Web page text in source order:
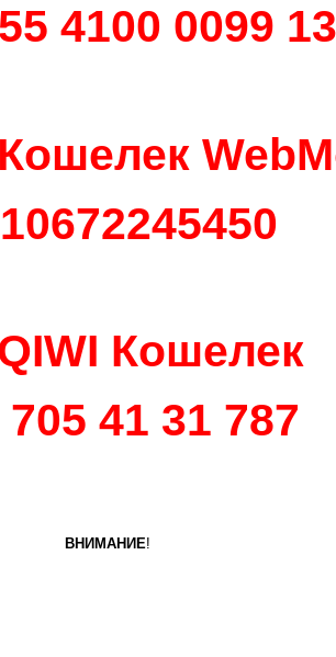
4100 0099
Кошелек
Кошелек
705 41 31 787
ВНИМАНИЕ!